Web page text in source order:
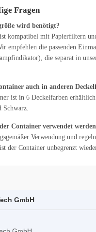
Fragen
wird benötigt?
kompatibel mit Papierfiltern
empfehlen die passenden
die separat in
auch in anderen
ist in 6 Deckelfarben
Container verwendet
Verwendung und
der Container unbegrenzt
GmbH